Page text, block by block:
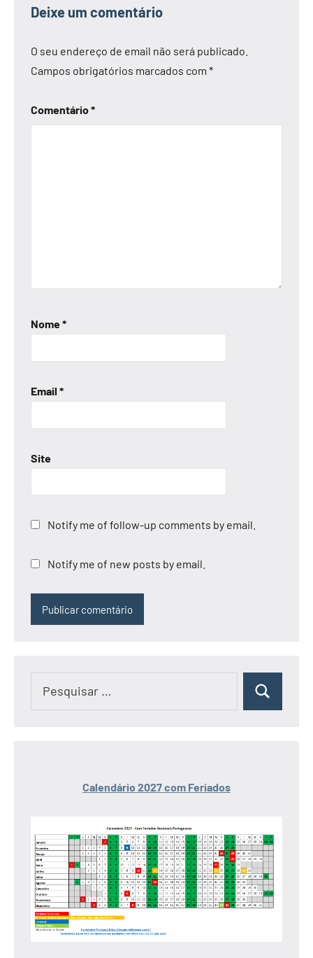
Deixe um comentário
O seu endereço de email não será publicado.
Campos obrigatórios marcados com *
Comentário*
Nome*
Email *
Site
Notify me of follow-up comments by email.
Notify me of new posts by email.
Pesquisar
Calendário 2027 com Feriados